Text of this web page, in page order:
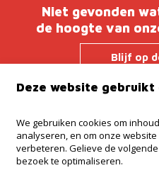
Niet gevonden
de hoogte van
Blijf op
Kantoor Ninove
Onderwijslaan 45, 9400
Kantoor Dilbeek
Deze website gebruikt
We gebruiken cookies om
analyseren, en om onze
verbeteren. Gelieve de
bezoek te optimaliseren.